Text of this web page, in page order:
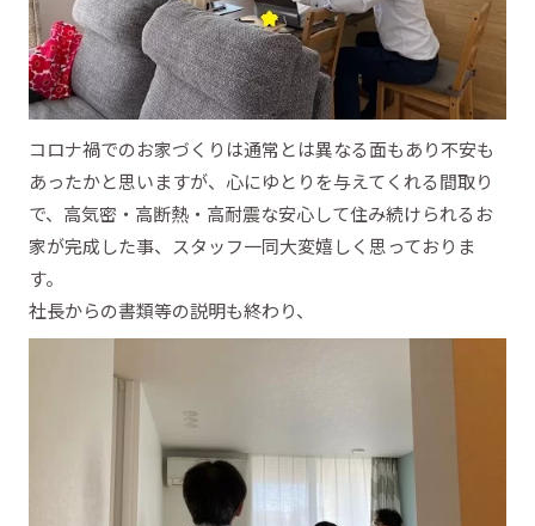
コロナ禍でのお家づくりは通常とは異なる面もあり不安も
あったかと思いますが、心にゆとりを与えてくれる間取り
で、高気密・高断熱・高耐震な安心して住み続けられるお
家が完成した事、スタッフ一同大変嬉しく思っておりま
す。
社長からの書類等の説明も終わり、